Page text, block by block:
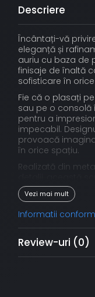
Descriere
Încântați-vă
eleganță și
auriu cu baza de
finisaje de înaltă
sofisticare în
Fie că o plasați
sau pe o consolă
pentru a
impecabil.
provoacă
în orice spațiu.
Realizată din
investiție în
Dimensiune: 35x25
Vezi mai mult
Informatii
Review-uri (0)